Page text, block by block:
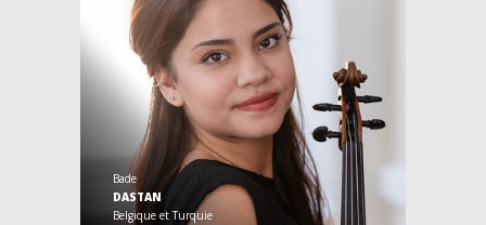
Bade
DASTAN
Belgique et Turquie